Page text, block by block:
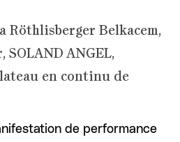
Röthlisberger Belkacem,
ANGEL,
en continu de
de performance